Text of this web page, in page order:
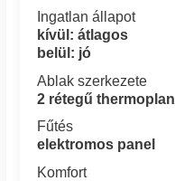
Ingatlan állapot
kívül: átlagos
belül: jó
Ablak szerkezete
2 rétegű thermoplan
Fűtés
elektromos panel
Komfort